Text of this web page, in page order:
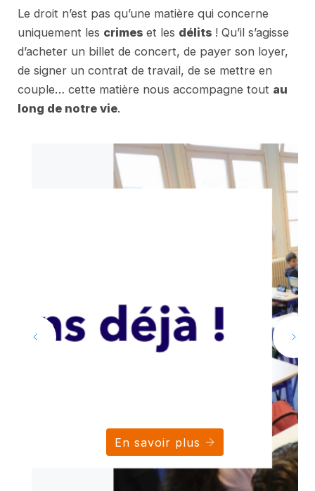
Le droit n’est pas qu’une matière qui concerne
uniquement les crimes et les délits ! Qu’il s’agisse
d’acheter un billet de concert, de payer son loyer,
de signer un contrat de travail, de se mettre en
couple… cette matière nous accompagne tout au
long de notre vie.
En savoir plus